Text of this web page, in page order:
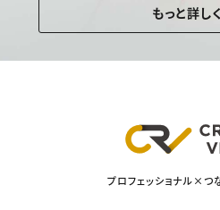
もっと詳し
プロフェッショナル×つ